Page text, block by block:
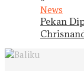
News
Pekan